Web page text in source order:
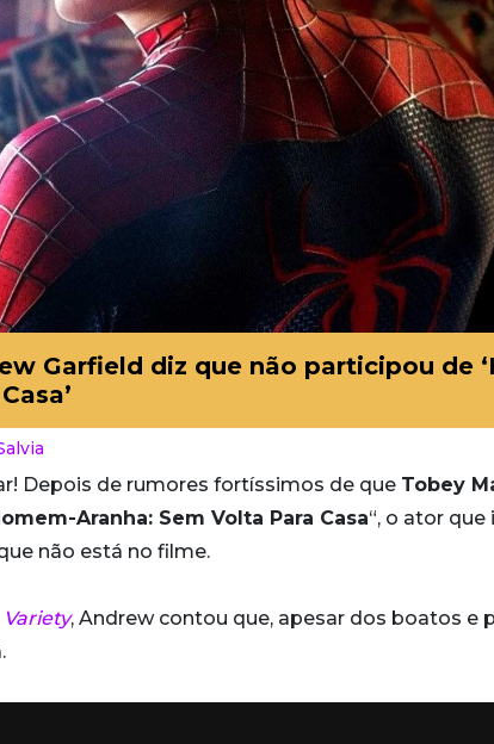
Garfield diz que não participou de
Depois de rumores fortíssimos de que Tobey
Aranha: Sem Volta Para Casa“, o ator
não está no filme.
Variety, Andrew contou que, apesar dos boatos e